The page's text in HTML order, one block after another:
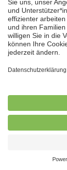
Kinderdorf
Kinderdorf
in